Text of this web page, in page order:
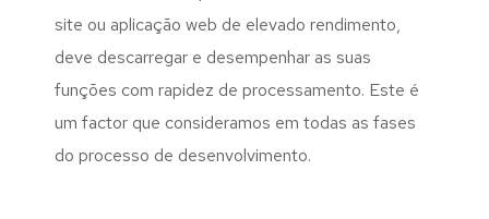
site ou aplicação web de elevado rendimento,
deve descarregar e desempenhar as suas
funções com rapidez de processamento. Este é
um factor que consideramos em todas as fases
do processo de desenvolvimento.